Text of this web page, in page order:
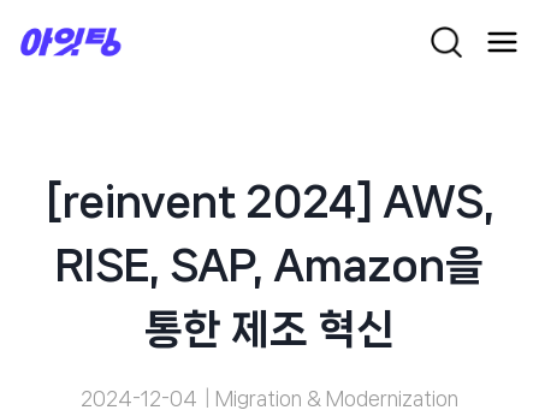
[reinvent 2024] AWS,
RISE, SAP, Amazon을
통한 제조 혁신
2024-12-04 Migration & Modernization